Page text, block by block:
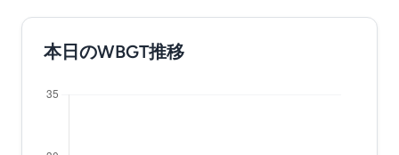
本日のWBGT推移